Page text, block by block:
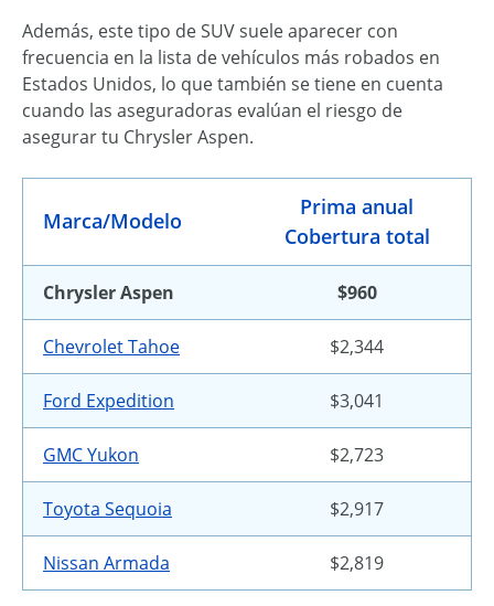
Además, este tipo de SUV suele aparecer con
frecuencia en la lista de vehículos más robados en
Estados Unidos, lo que también se tiene en cuenta
cuando las aseguradoras evalúan el riesgo de
asegurar tu Chrysler Aspen.
Marca/Modelo
Prima anual
Cobertura total
Chrysler Aspen $960
Chevrolet Tahoe $2,344
Ford Expedition $3,041
GMC Yukon $2,723
Toyota Sequoia $2,917
Nissan Armada $2,819